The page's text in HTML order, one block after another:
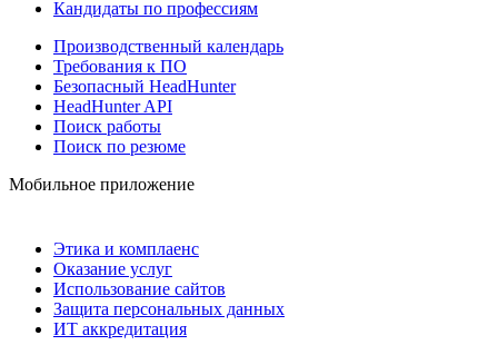
Кандидаты по профессиям
Производственный календарь
Требования к ПО
Безопасный HeadHunter
HeadHunter API
Поиск работы
Поиск по резюме
Мобильное приложение
Этика и комплаенс
Оказание услуг
Использование сайтов
Защита персональных данных
ИТ аккредитация